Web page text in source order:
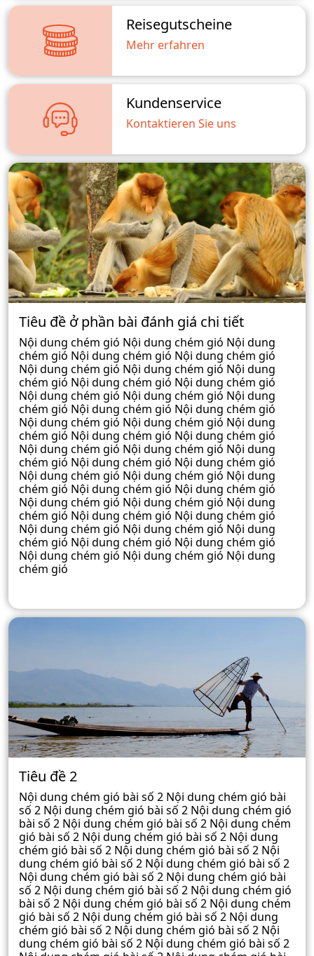
Reisegutscheine
Mehr erfahren
Kundenservice
Kontaktieren Sie uns
Tiêu đề ở phần bài đánh giá chi tiết
Nội dung chém gió Nội dung chém gió Nội dung
chém gió Nội dung chém gió Nội dung chém gió
Nội dung chém gió Nội dung chém gió Nội dung
chém gió Nội dung chém gió Nội dung chém gió
Nội dung chém gió Nội dung chém gió Nội dung
chém gió Nội dung chém gió Nội dung chém gió
Nội dung chém gió Nội dung chém gió Nội dung
chém gió Nội dung chém gió Nội dung chém gió
Nội dung chém gió Nội dung chém gió Nội dung
chém gió Nội dung chém gió Nội dung chém gió
Nội dung chém gió Nội dung chém gió Nội dung
chém gió Nội dung chém gió Nội dung chém gió
Nội dung chém gió Nội dung chém gió Nội dung
chém gió Nội dung chém gió Nội dung chém gió
Nội dung chém gió Nội dung chém gió Nội dung
chém gió Nội dung chém gió Nội dung chém gió
Nội dung chém gió Nội dung chém gió Nội dung
chém gió
Tiêu đề 2
Nội dung chém gió bài số 2 Nội dung chém gió bài
số 2 Nội dung chém gió bài số 2 Nội dung chém gió
bài số 2 Nội dung chém gió bài số 2 Nội dung chém
gió bài số 2 Nội dung chém gió bài số 2 Nội dung
chém gió bài số 2 Nội dung chém gió bài số 2 Nội
dung chém gió bài số 2 Nội dung chém gió bài số 2
Nội dung chém gió bài số 2 Nội dung chém gió bài
số 2 Nội dung chém gió bài số 2 Nội dung chém gió
bài số 2 Nội dung chém gió bài số 2 Nội dung chém
gió bài số 2 Nội dung chém gió bài số 2 Nội dung
chém gió bài số 2 Nội dung chém gió bài số 2 Nội
dung chém gió bài số 2 Nội dung chém gió bài số 2